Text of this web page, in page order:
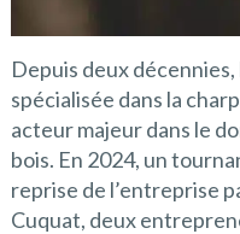
Depuis deux
spécialisée dans la
acteur majeur dans le
bois. En 2024, un
reprise de l’entreprise
Cuquat, deux